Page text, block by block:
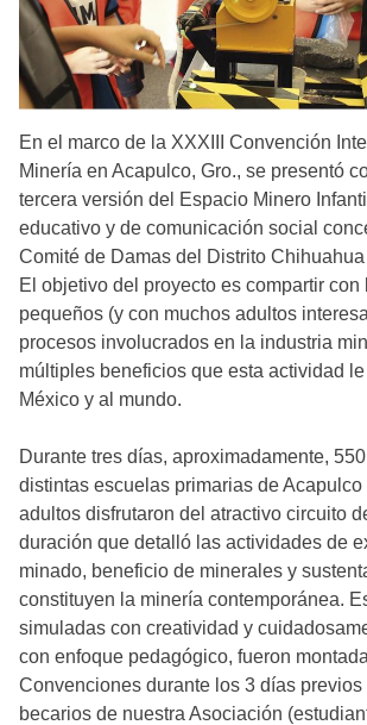
En el marco de la XXXIII Convención
Minería en Acapulco, Gro., se presentó
tercera versión del Espacio Minero
educativo y de comunicación social
Comité de Damas del Distrito Chihuahua
El objetivo del proyecto es compartir con
pequeños (y con muchos adultos
procesos involucrados en la industria
múltiples beneficios que esta actividad
México y al mundo.
Durante tres días, aproximadamente,
distintas escuelas primarias de
adultos disfrutaron del atractivo circuito
duración que detalló las actividades de
minado, beneficio de minerales y
constituyen la minería contemporánea.
simuladas con creatividad y
con enfoque pedagógico, fueron
Convenciones durante los 3 días previos
becarios de nuestra Asociación